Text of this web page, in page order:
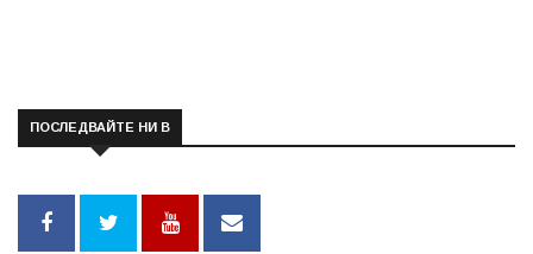
ПОСЛЕДВАЙТЕ НИ В